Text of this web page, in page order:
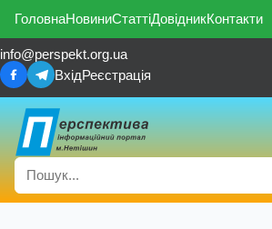
ГоловнаНовиниСтаттіДовідникКонтакти
info@perspekt.org.ua
ВхідРеєстрація